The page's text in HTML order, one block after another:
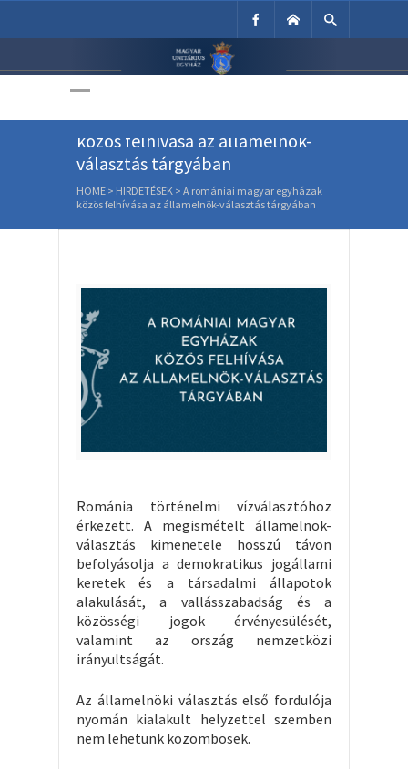
Unitárius Egyház
A romániai magyar egyházak
közös felhívása az államelnök-
választás tárgyában
HOME > HIRDETÉSEK > A romániai magyar egyházak
közös felhívása az államelnök-választás tárgyában
Románia történelmi vízválasztóhoz
érkezett. A megismételt államelnök-
választás kimenetele hosszú távon
befolyásolja a demokratikus jogállami
keretek és a társadalmi állapotok
alakulását, a vallásszabadság és a
közösségi jogok érvényesülését,
valamint az ország nemzetközi
irányultságát.
Az államelnöki választás első fordulója
nyomán kialakult helyzettel szemben
nem lehetünk közömbösek.